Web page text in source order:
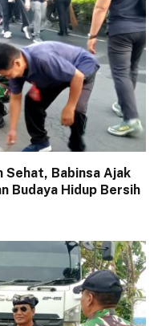
Sehat, Babinsa Ajak
Budaya Hidup Bersih